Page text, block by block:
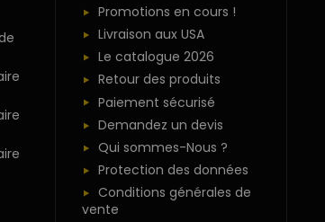
Promotions en cours !
Livraison aux USA
Le catalogue 2026
Retour des produits
Paiement sécurisé
Demandez un devis
Qui sommes-Nous ?
Protection des données
Conditions générales de
vente